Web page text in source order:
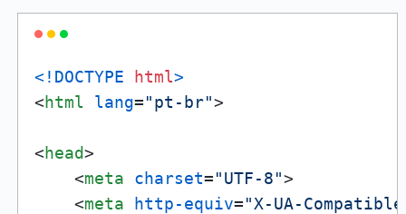
<!DOCTYPE html>
<html lang="pt-br">
<head>
<meta charset="UTF-8">
<meta http-equiv="X-UA-